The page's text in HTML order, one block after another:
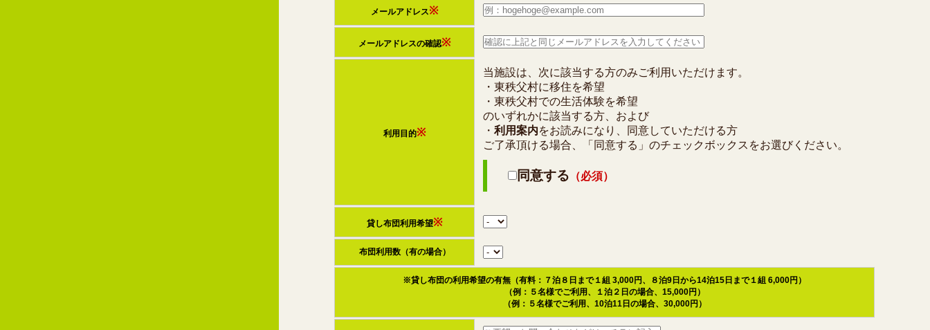
メールアドレス※
メールアドレスの確認※
利用目的※
当施設は、次に該当する方のみご利用いただけます。
・東秩父村に移住を希望
・東秩父村での生活体験を希望
のいずれかに該当する方、および
・利用案内をお読みになり、同意していただける方
ご了承頂ける場合、「同意する」のチェックボックスをお選びください。
同意する （必須）
貸し布団利用希望※
布団利用数（有の場合）
※貸し布団の利用希望の有無（有料：７泊８日まで１組 3,000円、８泊9日から14泊15日まで１組 6,000円）
（例：５名様でご利用、１泊２日の場合、15,000円）
（例：５名様でご利用、10泊11日の場合、30,000円）